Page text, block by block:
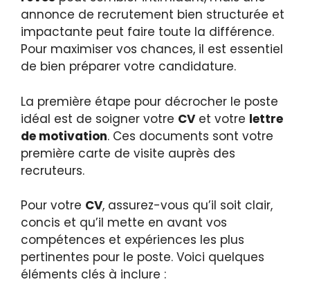
annonce de recrutement bien structurée et
impactante peut faire toute la différence.
Pour maximiser vos chances, il est essentiel
de bien préparer votre candidature.
La première étape pour décrocher le poste
idéal est de soigner votre CV et votre lettre
de motivation. Ces documents sont votre
première carte de visite auprès des
recruteurs.
Pour votre CV, assurez-vous qu’il soit clair,
concis et qu’il mette en avant vos
compétences et expériences les plus
pertinentes pour le poste. Voici quelques
éléments clés à inclure :